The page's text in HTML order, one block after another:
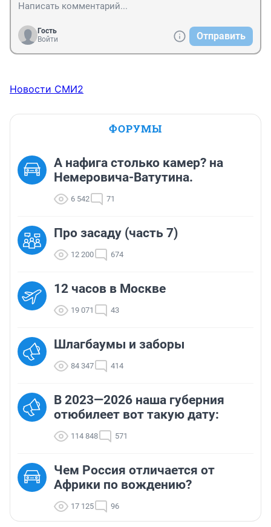
Гость
Войти
Отправить
Новости СМИ2
ФОРУМЫ
А нафига столько камер? на
Немеровича-Ватутина.
6 542 71
Про засаду (часть 7)
12 200 674
12 часов в Москве
19 071 43
Шлагбаумы и заборы
84 347 414
В 2023—2026 наша губерния
отюбилеет вот такую дату:
114 848 571
Чем Россия отличается от
Африки по вождению?
17 125 96